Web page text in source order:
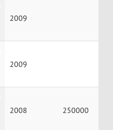
2009
2009
2008 250000